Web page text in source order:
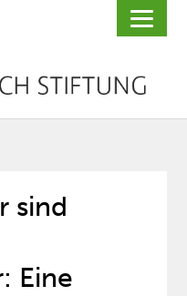
sind
Eine